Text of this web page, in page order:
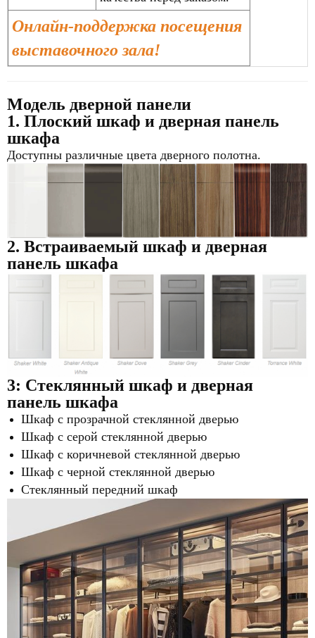
Онлайн-поддержка посещения
выставочного зала!
Модель дверной панели
1. Плоский шкаф и дверная панель
шкафа
Доступны различные цвета дверного полотна.
2. Встраиваемый шкаф и дверная
панель шкафа
3: Стеклянный шкаф и дверная
панель шкафа
Шкаф с прозрачной стеклянной дверью
Шкаф с серой стеклянной дверью
Шкаф с коричневой стеклянной дверью
Шкаф с черной стеклянной дверью
Стеклянный передний шкаф